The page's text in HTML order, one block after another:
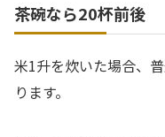
茶碗なら20杯前後
米1升を炊いた場合、
ります。